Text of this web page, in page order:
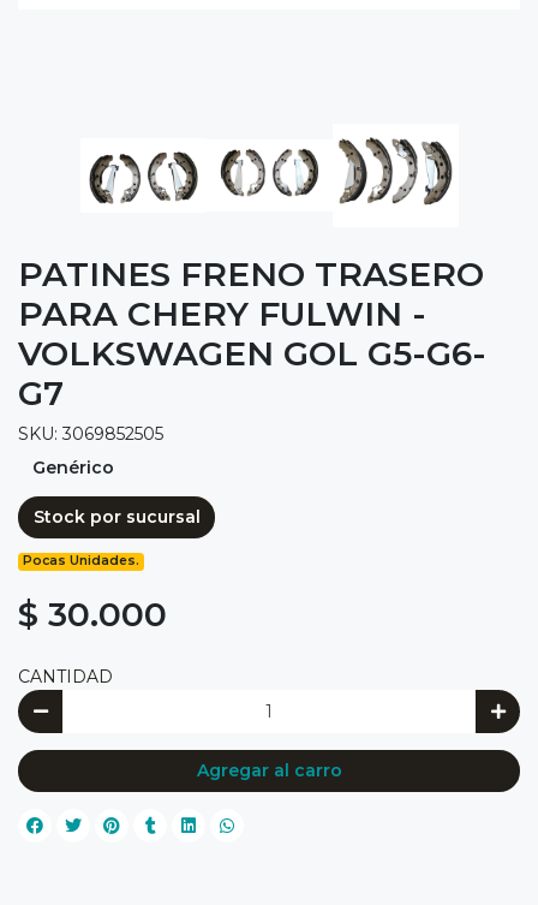
PATINES FRENO TRASERO
PARA CHERY FULWIN -
VOLKSWAGEN GOL G5-G6-
G7
SKU: 3069852505
Genérico
Stock por sucursal
Pocas Unidades.
$ 30.000
CANTIDAD
Agregar al carro